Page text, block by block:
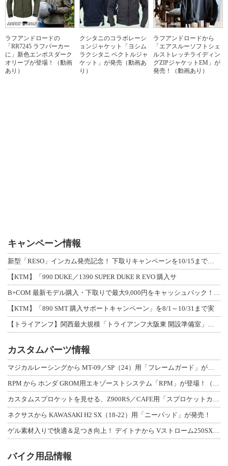
ラフアンドロードの
「RR7245 ラフパーカー
に」新色エンボスダーク
オリーブが登場！（動画
あり）
クシタニのコラボレーシ
ョンジャケット「ヨシム
ラクシタニ ベクトルジャ
ケット」が発売（動画あ
り）
ラフアンドロードから
「エアスルーソフトシェ
ルストレッチライディン
グZIPジャケットEM」が
発売！（動画あり）
キャンペーン情報
【KTM】「990 DUKE／1390 SUPER DUKE R EVO 購入サ
【KTM】「890 SMT 購入サポートキャンペーン」を8/1～10/31まで実
カスタムパーツ情報
ネクサスから KAWASAKI H2 SX（18-22）用「ニーパッド」が発売！
バイク用品情報